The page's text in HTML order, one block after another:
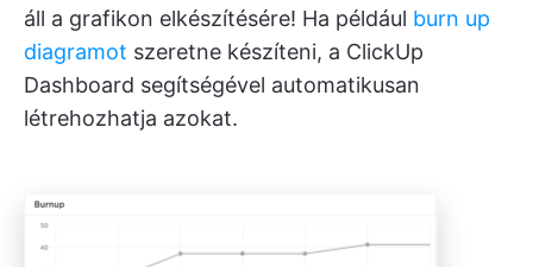
áll a grafikon elkészítésére! Ha például burn up
diagramot szeretne készíteni, a ClickUp
Dashboard segítségével automatikusan
létrehozhatja azokat.